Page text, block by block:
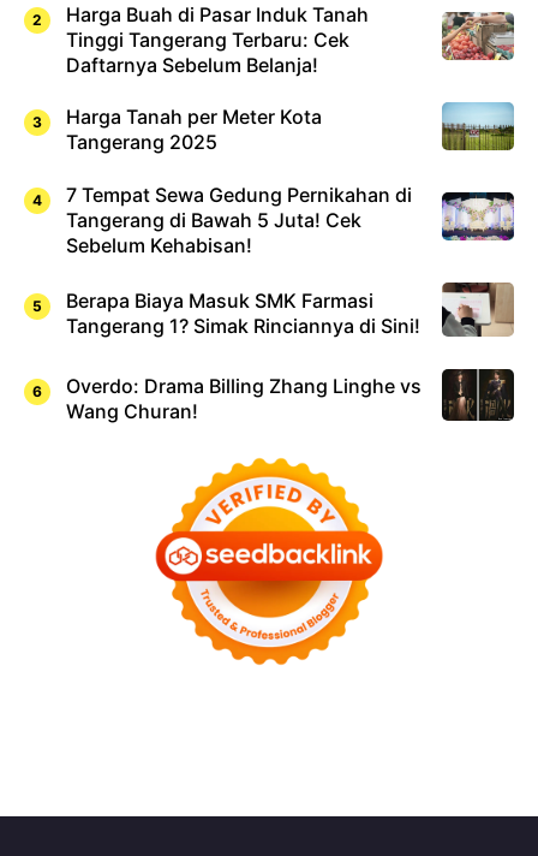
Harga Buah di Pasar Induk Tanah
Tinggi Tangerang Terbaru: Cek
Daftarnya Sebelum Belanja!
Harga Tanah per Meter Kota
Tangerang 2025
7 Tempat Sewa Gedung Pernikahan di
Tangerang di Bawah 5 Juta! Cek
Sebelum Kehabisan!
Berapa Biaya Masuk SMK Farmasi
Tangerang 1? Simak Rinciannya di Sini!
Overdo: Drama Billing Zhang Linghe vs
Wang Churan!